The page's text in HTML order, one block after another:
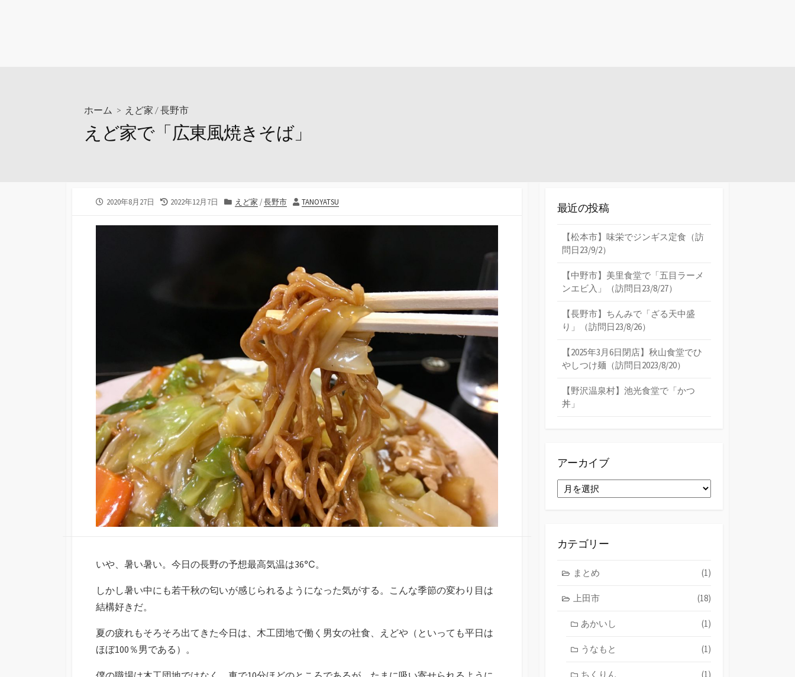
ホーム > えど家 /長野市
えど家で「広東風焼きそば」
公
日
2020年8月27日
最
更
2022年12月7日
カ
ゴ
えど家 /長野市
投
者
TANOYATSU
いや、暑い暑い。今日の長野の予想最高気温は36℃。
しかし暑い中にも若干秋の匂いが感じられるようになった気がする。こんな季節の変わり目は
結構好きだ。
夏の疲れもそろそろ出てきた今日は、木工団地で働く男女の社食、えどや（といっても平日は
ほぼ100％男である）。
最近の投稿
【松本市】味栄でジンギス定食（訪
問日23/9/2）
【中野市】美里食堂で「五目ラーメ
ンエビ入」（訪問日23/8/27）
【長野市】ちんみで「ざる天中盛
り」（訪問日23/8/26）
【2025年3月6日閉店】秋山食堂でひ
やしつけ麺（訪問日2023/8/20）
【野沢温泉村】池光食堂で「かつ
丼」
アーカイブ
ー
カテゴリー
まとめ (1)
上田市 (18)
あかいし (1)
うなもと (1)
ちくりん (1)